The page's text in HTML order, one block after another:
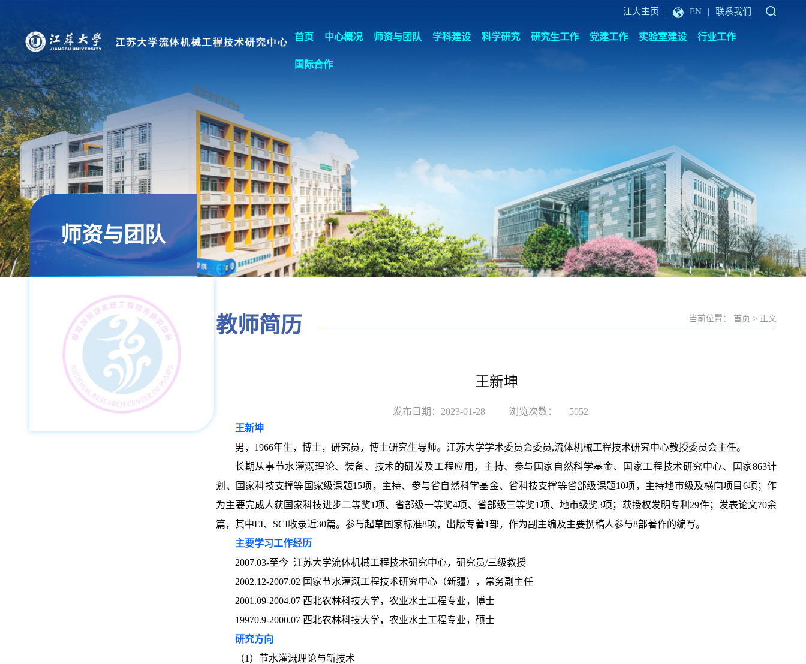
江大主页 EN 联系我们
首页 中心概况 师资与团队 学科建设 科学研究 研究生工作 党建工作 实验室建设 行业工作
国际合作
师资与团队
教师简历 当前位置： 首页 > 正文
王新坤
发布日期：2023-01-28 浏览次数：
5052
王新坤
男，1966年生，博士，研究员，博士研究生导师。江苏大学学术委员会委员,流体机械工程技术研究中心教授委员会主任。
长期从事节水灌溉理论、装备、技术的研发及工程应用，主持、参与国家自然科学基金、国家工程技术研究中心、国家863计
划、国家科技支撑等国家级课题15项，主持、参与省自然科学基金、省科技支撑等省部级课题10项，主持地市级及横向项目6项；作
为主要完成人获国家科技进步二等奖1项、省部级一等奖4项、省部级三等奖1项、地市级奖3项；获授权发明专利29件；发表论文70余
篇，其中EI、SCI收录近30篇。参与起草国家标准8项，出版专著1部，作为副主编及主要撰稿人参与8部著作的编写。
主要学习工作经历
2007.03-至今 江苏大学流体机械工程技术研究中心，研究员/三级教授
2002.12-2007.02 国家节水灌溉工程技术研究中心（新疆），常务副主任
2001.09-2004.07 西北农林科技大学，农业水土工程专业，博士
19970.9-2000.07 西北农林科技大学，农业水土工程专业，硕士
研究方向
（1）节水灌溉理论与新技术